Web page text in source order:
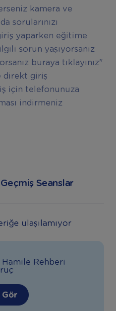
kamera ve
sorularınızı
yaparken eğitime
sorun yaşıyorsanız
buraya tıklayınız"
direkt giriş
için telefonunuza
indirmeniz
Geçmiş Seanslar
ulaşılamıyor
Hamile Rehberi
Gör